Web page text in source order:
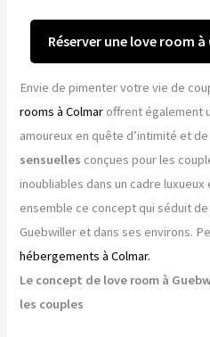
Réserver une love room
Envie de pimenter votre vie de
rooms à Colmar offrent également
amoureux en quête d’intimité et
sensuelles conçues pour les
inoubliables dans un cadre
ensemble ce concept qui séduit
Guebwiller et dans ses environs.
hébergements à Colmar.
Le concept de love room à
les couples